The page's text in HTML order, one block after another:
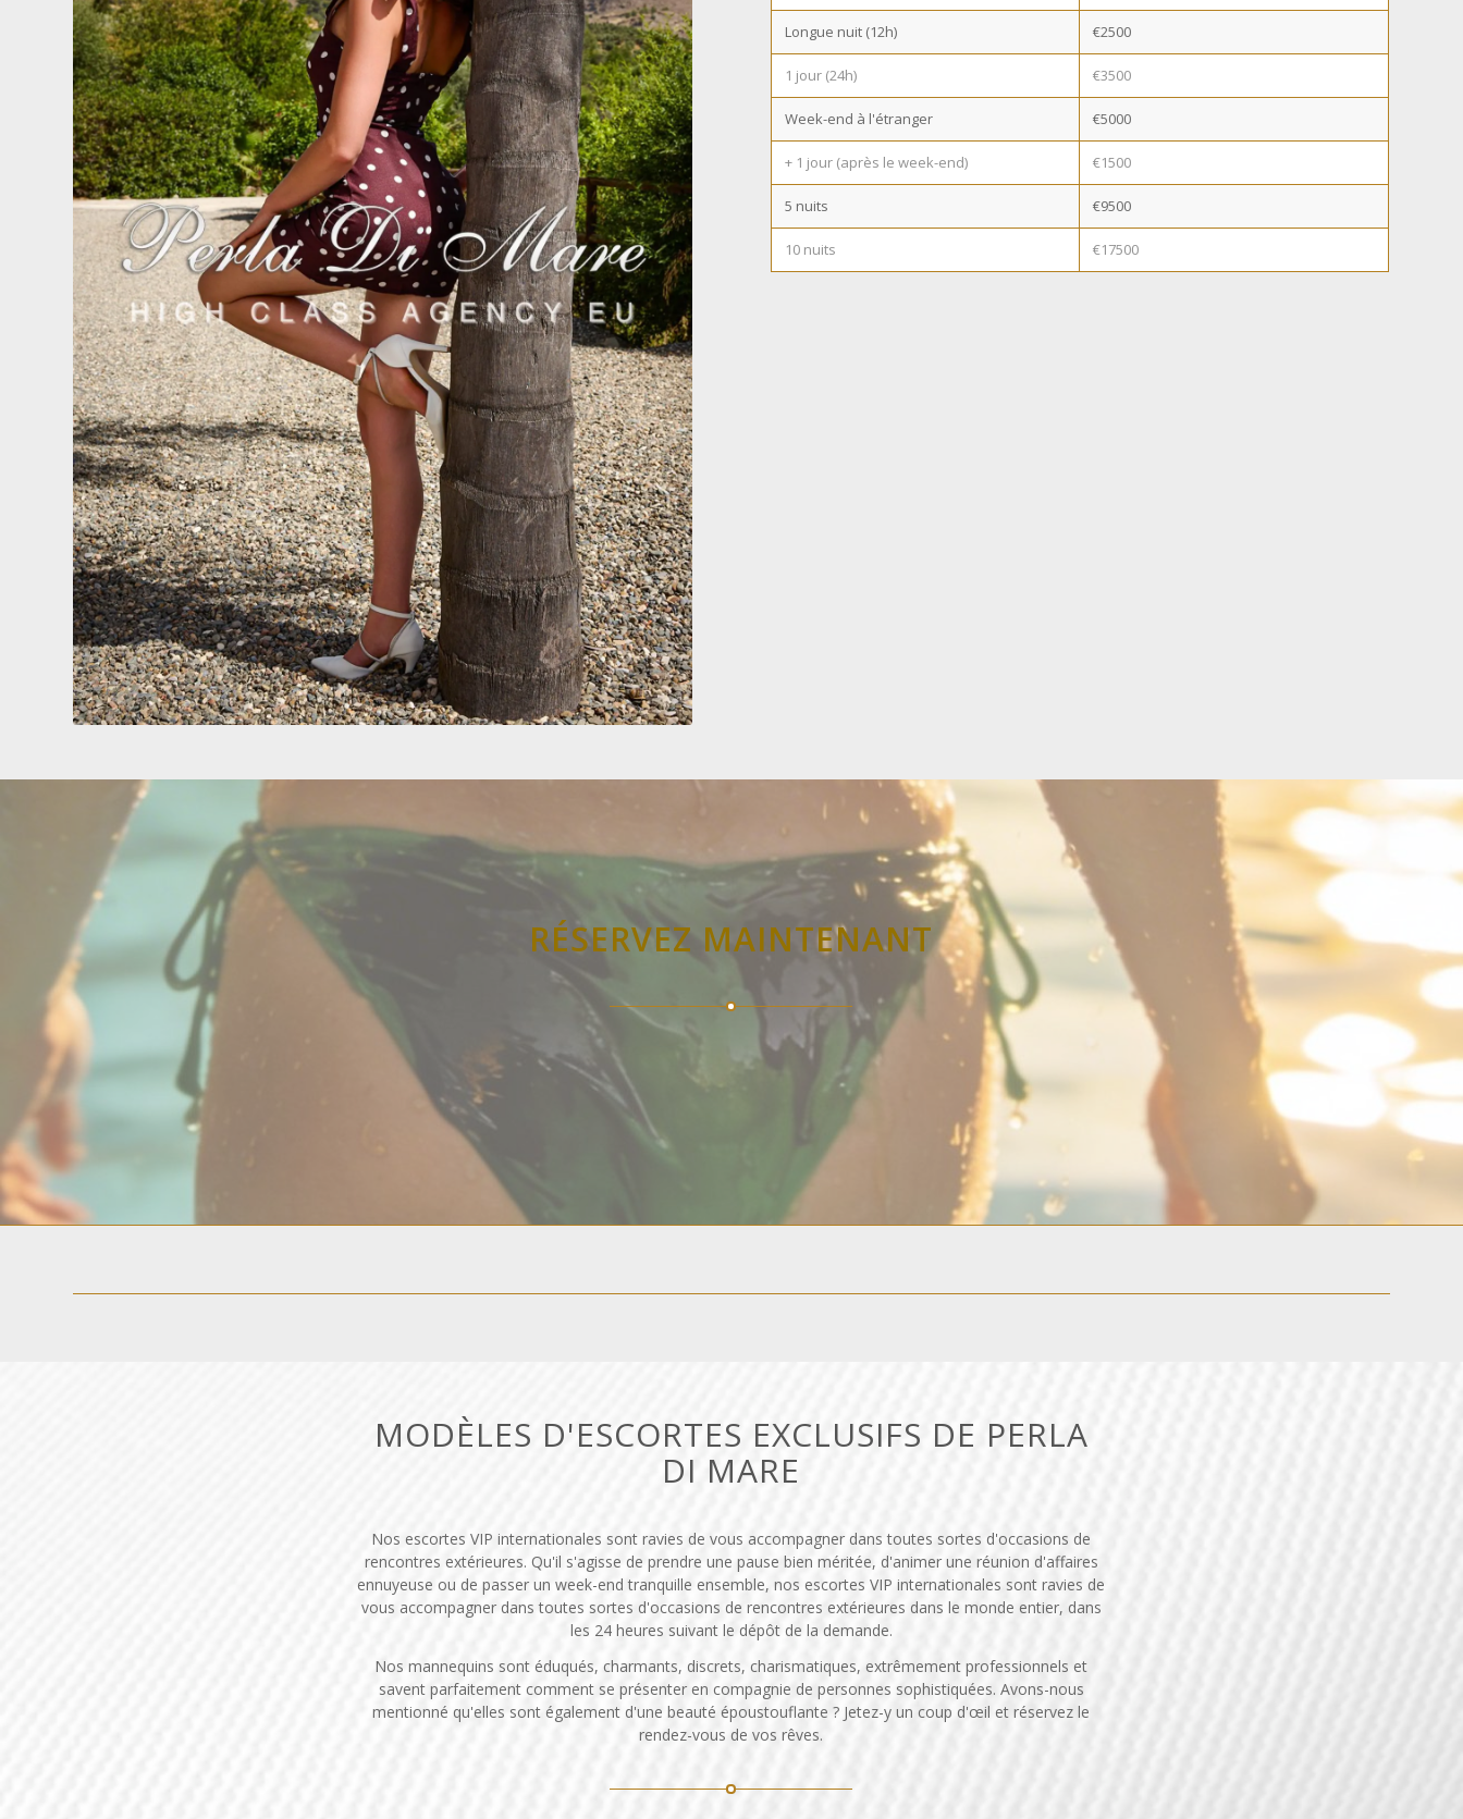
Longue nuit (12h) €2500
1 jour (24h) €3500
Week-end à l'étranger €5000
+ 1 jour (après le week-end) €1500
5 nuits €9500
10 nuits €17500
RÉSERVEZ MAINTENANT
MODÈLES D'ESCORTES EXCLUSIFS DE PERLA
DI MARE
Nos escortes VIP internationales sont ravies de vous accompagner dans toutes sortes d'occasions de
rencontres extérieures. Qu'il s'agisse de prendre une pause bien méritée, d'animer une réunion d'affaires
ennuyeuse ou de passer un week-end tranquille ensemble, nos escortes VIP internationales sont ravies de
vous accompagner dans toutes sortes d'occasions de rencontres extérieures dans le monde entier, dans
les 24 heures suivant le dépôt de la demande.
Nos mannequins sont éduqués, charmants, discrets, charismatiques, extrêmement professionnels et
savent parfaitement comment se présenter en compagnie de personnes sophistiquées. Avons-nous
mentionné qu'elles sont également d'une beauté époustouflante ? Jetez-y un coup d'œil et réservez le
rendez-vous de vos rêves.